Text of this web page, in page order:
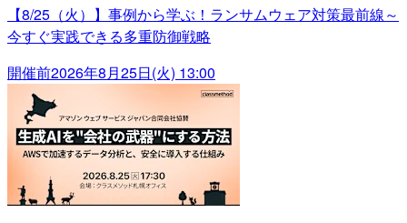
【8/25（火）】事例から学ぶ！ランサムウェア対策最前線～
今すぐ実践できる多重防御戦略
開催前2026年8月25日(火) 13:00